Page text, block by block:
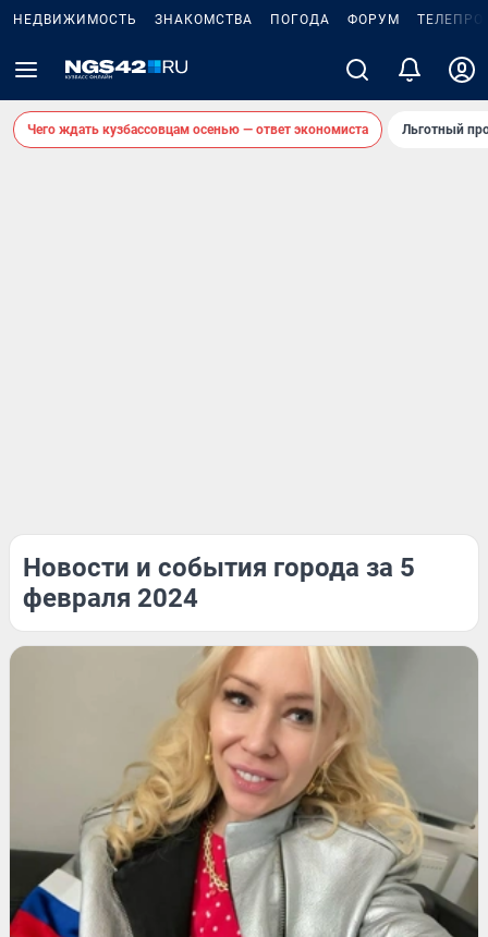
НЕДВИЖИМОСТЬ ЗНАКОМСТВА ПОГОДА ФОРУМ
Чего ждать кузбассовцам осенью — ответ экономиста Льготный
Новости и события города за 5
февраля 2024